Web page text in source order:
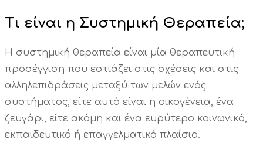
Τι είναι η Συστημική Θεραπεία;
Η συστημική θεραπεία είναι μία θεραπευτική
προσέγγιση που εστιάζει στις σχέσεις και στις
αλληλεπιδράσεις μεταξύ των μελών ενός
συστήματος, είτε αυτό είναι η οικογένεια, ένα
ζευγάρι, είτε ακόμη και ένα ευρύτερο κοινωνικό,
εκπαιδευτικό ή επαγγελματικό πλαίσιο.